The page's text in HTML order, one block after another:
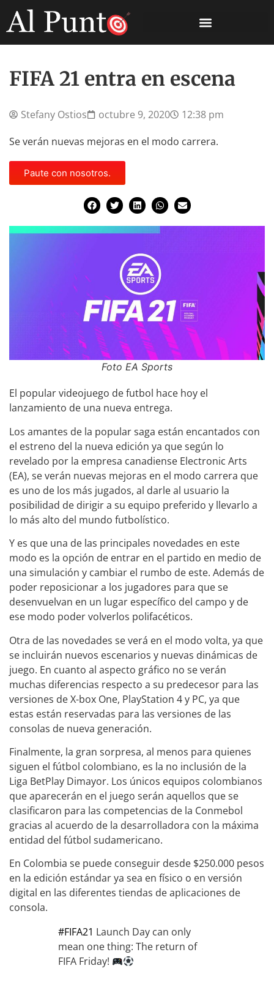
FIFA 21 entra en escena
Stefany Ostios octubre 9, 2020
12:38 pm
Se verán nuevas mejoras en el modo carrera.
Paute con nosotros.
Foto EA Sports
El popular videojuego de futbol hace hoy el
lanzamiento de una nueva entrega.
Los amantes de la popular saga están encantados con
el estreno del la nueva edición ya que según lo
revelado por la empresa canadiense Electronic Arts
(EA), se verán nuevas mejoras en el modo carrera que
es uno de los más jugados, al darle al usuario la
posibilidad de dirigir a su equipo preferido y llevarlo a
lo más alto del mundo futbolístico.
Y es que una de las principales novedades en este
modo es la opción de entrar en el partido en medio de
una simulación y cambiar el rumbo de este. Además de
poder reposicionar a los jugadores para que se
desenvuelvan en un lugar específico del campo y de
ese modo poder volverlos polifacéticos.
Otra de las novedades se verá en el modo volta, ya que
se incluirán nuevos escenarios y nuevas dinámicas de
juego. En cuanto al aspecto gráfico no se verán
muchas diferencias respecto a su predecesor para las
versiones de X-box One, PlayStation 4 y PC, ya que
estas están reservadas para las versiones de las
consolas de nueva generación.
Finalmente, la gran sorpresa, al menos para quienes
siguen el fútbol colombiano, es la no inclusión de la
Liga BetPlay Dimayor. Los únicos equipos colombianos
que aparecerán en el juego serán aquellos que se
clasificaron para las competencias de la Conmebol
gracias al acuerdo de la desarrolladora con la máxima
entidad del fútbol sudamericano.
En Colombia se puede conseguir desde $250.000 pesos
en la edición estándar ya sea en físico o en versión
digital en las diferentes tiendas de aplicaciones de
consola.
#FIFA21 Launch Day can only
mean one thing: The return of
FIFA Friday!